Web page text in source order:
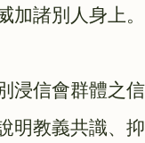
加諸別人身上。
浸信會群體之
明教義共識、